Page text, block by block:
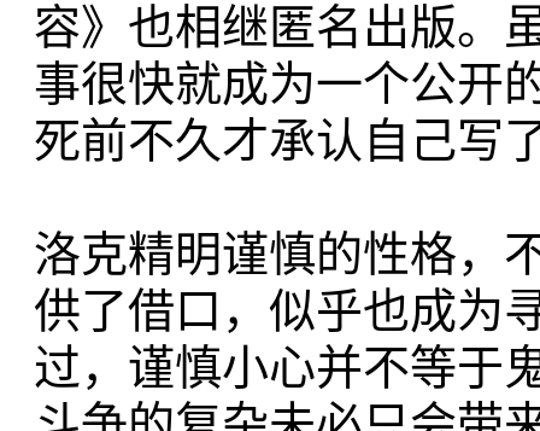
容》也相继匿名出版。
事很快就成为一个公开
死前不久才承认自己写
洛克精明谨慎的性格，
供了借口，似乎也成为
过，谨慎小心并不等于